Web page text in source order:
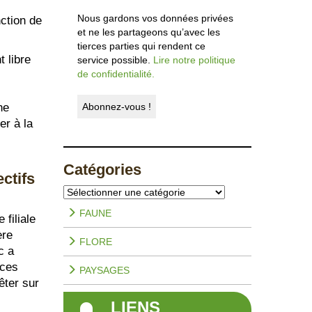
de
libre
à la
filiale
a
sur
Nous gardons vos données privées
et ne les partageons qu’avec les
tierces parties qui rendent ce
service possible. Lire notre politique
de confidentialité.
Catégories
Catégories
FAUNE
FLORE
PAYSAGES
LIENS